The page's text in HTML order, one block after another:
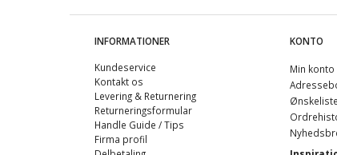
INFORMATIONER
Kundeservice
Kontakt os
Levering & Returnering
Returneringsformular
Handle Guide / Tips
Firma profil
KONTO
Min konto
Ønskeliste